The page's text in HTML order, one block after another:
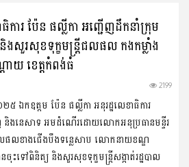
ការ ប៉ែន ផល្លីកា អញ្ជើញដឹកនាំក្រុម
ងសួរសុខទុក្ខមន្រ្តីជលផល កងកម្លាំង
យ ខេត្តកំពង់ធំ
2199
៥ ឯកឧត្តម ប៉ែន ផល្លីកា អនុរដ្ឋលេខាធិការ
និងនេសាទ អមដំណើរដោយលោកអនុប្រធានមន្ទីរ
ផលខាងជើងបឹងទន្លេសាប លោកនាយខណ្ឌ
ះទៅពិនិត្យ និងសួរសុខទុក្ខមន្រ្តីសង្កាត់រដ្ឋបាល